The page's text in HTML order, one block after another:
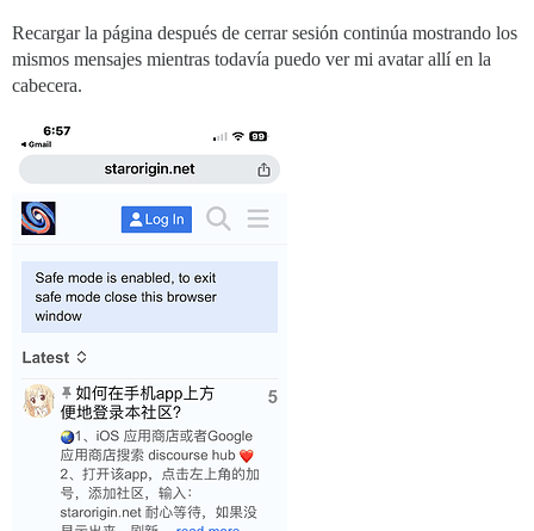
Recargar la página después de cerrar sesión continúa mostrando los
mismos mensajes mientras todavía puedo ver mi avatar allí en la
cabecera.